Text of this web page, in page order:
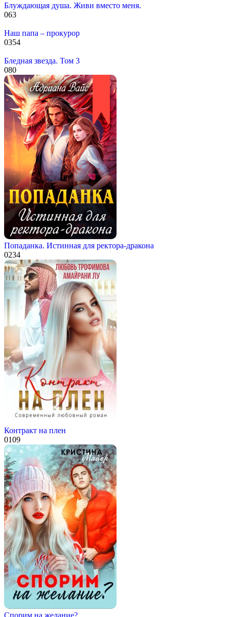
Блуждающая душа. Живи вместо меня.
063
Наш папа – прокурор
0354
Бледная звезда. Том 3
080
Попаданка. Истинная для ректора-дракона
0234
Контракт на плен
0109
Спорим на желание?